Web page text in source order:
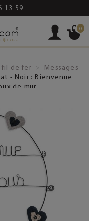
13 59
0
fil de fer
Messages
- Noir : Bienvenue
de mur